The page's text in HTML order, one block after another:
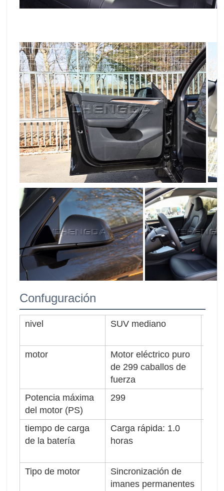
Confuguración
nivel SUV mediano
motor
Motor eléctrico puro
de 299 caballos de
fuerza
Potencia máxima
del motor (PS)
299
tiempo de carga
de la batería
Carga rápida: 1.0
horas
Tipo de motor
Sincronización de
imanes permanentes